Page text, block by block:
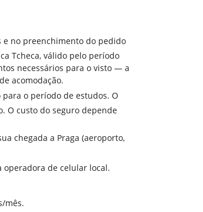
e no preenchimento do pedido
Tcheca, válido pelo período
necessários para o visto — a
acomodação.
o período de estudos. O
O custo do seguro depende
chegada a Praga (aeroporto,
operadora de celular local.
mês.